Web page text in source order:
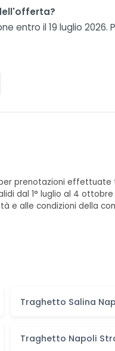
entro il 19 luglio
prenotazioni
dal 1° luglio al 4
e alle condizioni della
Traghetto Salina
Traghetto Napoli